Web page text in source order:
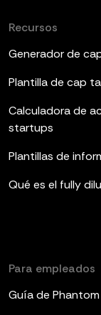
Recursos
Generador de
Plantilla de cap
Calculadora de
startups
Plantillas de
Qué es el fully
Para empleados
Guía de Phantom